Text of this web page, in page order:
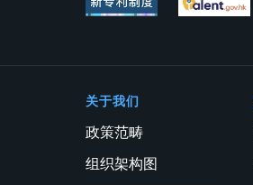
关于我们
政策范畴
组织架构图